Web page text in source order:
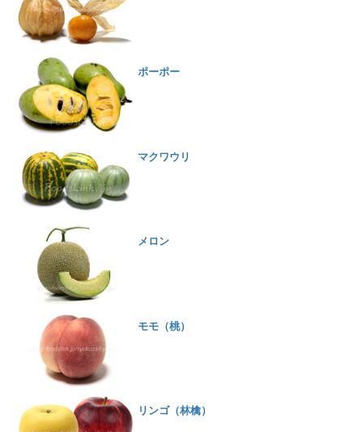
ポーポー
マクワウリ
メロン
モモ（桃）
リンゴ（林檎）